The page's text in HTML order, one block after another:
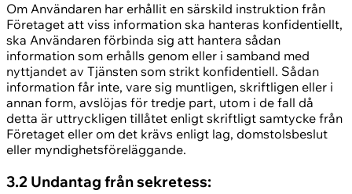
Om Användaren har erhållit en särskild instruktion från
Företaget att viss information ska hanteras konfidentiellt,
ska Användaren förbinda sig att hantera sådan
information som erhålls genom eller i samband med
nyttjandet av Tjänsten som strikt konfidentiell. Sådan
information får inte, vare sig muntligen, skriftligen eller i
annan form, avslöjas för tredje part, utom i de fall då
detta är uttryckligen tillåtet enligt skriftligt samtycke från
Företaget eller om det krävs enligt lag, domstolsbeslut
eller myndighetsföreläggande.
3.2 Undantag från sekretess: